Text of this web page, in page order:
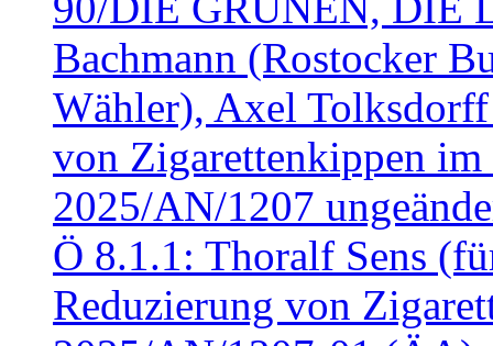
Bachmann (Rostocker
Wähler), Axel
von Zigarettenkippen
2025/AN/1207
Ö 8.1.1: Thoralf Sens
Reduzierung von